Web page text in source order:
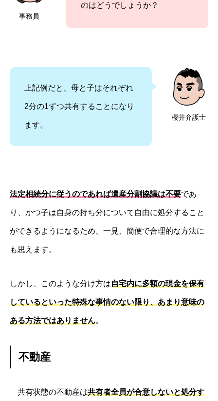
事務員
のはどうでしょうか？
櫻井弁護士
上記例だと、母と子はそれぞれ
2分の1ずつ共有することになり
ます。
法定相続分に従うのであれば遺産分割協議は不要であ
り、かつ子は自身の持ち分について自由に処分すること
ができるようになるため、一見、簡便で合理的な方法に
も思えます。
しかし、このような分け方は自宅内に多額の現金を保有
しているといった特殊な事情のない限り、あまり意味の
ある方法ではありません。
不動産
共有状態の不動産は共有者全員が合意しないと処分す